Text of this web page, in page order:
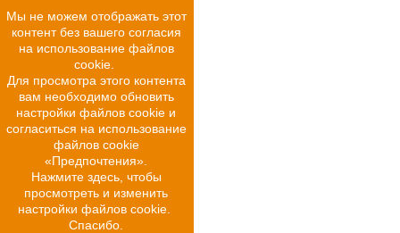
Мы не можем отображать этот
контент без вашего согласия
на использование файлов
cookie.
Для просмотра этого контента
вам необходимо обновить
настройки файлов cookie и
согласиться на использование
файлов cookie
«Предпочтения».
Нажмите здесь, чтобы
просмотреть и изменить
настройки файлов cookie.
Спасибо.